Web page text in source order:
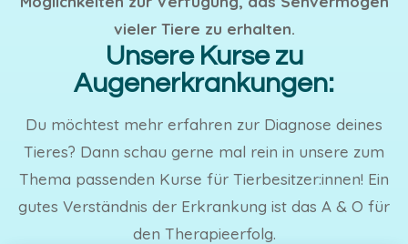
vieler Tiere zu erhalten.
Unsere Kurse zu
Augenerkrankungen:
Du möchtest mehr erfahren zur Diagnose deines
Tieres? Dann schau gerne mal rein in unsere zum
Thema passenden Kurse für Tierbesitzer:innen! Ein
gutes Verständnis der Erkrankung ist das A & O für
den Therapieerfolg.